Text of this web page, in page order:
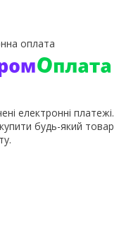
електронні платежі.
будь-який товар